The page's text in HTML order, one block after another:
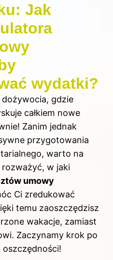
Jak
wydatki?
gdzie
całkiem nowe
Zanim jednak
przygotowania
warto na
w jaki
umowy
Ci zredukować
temu zaoszczędzisz
wakacje, zamiast
Zaczynamy krok po